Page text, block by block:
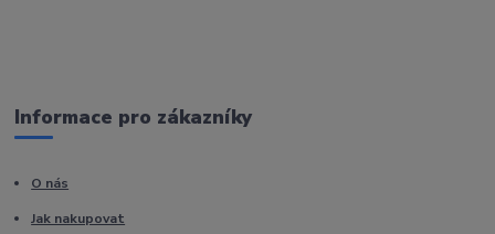
Informace pro zákazníky
O nás
Jak nakupovat